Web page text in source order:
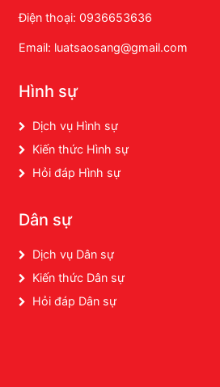
Điện thoại: 0936653636
Email: luatsaosang@gmail.com
Hình sự
Dịch vụ Hình sự
Kiến thức Hình sự
Hỏi đáp Hình sự
Dân sự
Dịch vụ Dân sự
Kiến thức Dân sự
Hỏi đáp Dân sự